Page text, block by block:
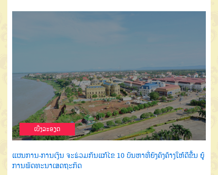
ເບີ່ງລະອຽດ
ແຜນການ-ການເງິນ ຈະຮ່ວມກັນແກ້ໄຂ 10 ບັນຫາທີ່ຍັງຄົງຄ້າງໃຫ້ດີຂື້ນ ຍູ້
ການພັດທະນາເສດຖະກິດ